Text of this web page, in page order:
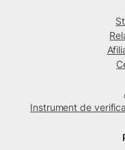
Instrument de